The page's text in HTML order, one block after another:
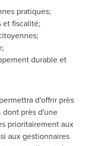
pratiques;
et fiscalité;
durable et
d'offrir près
dont près d'une
prioritairement aux
aux gestionnaires